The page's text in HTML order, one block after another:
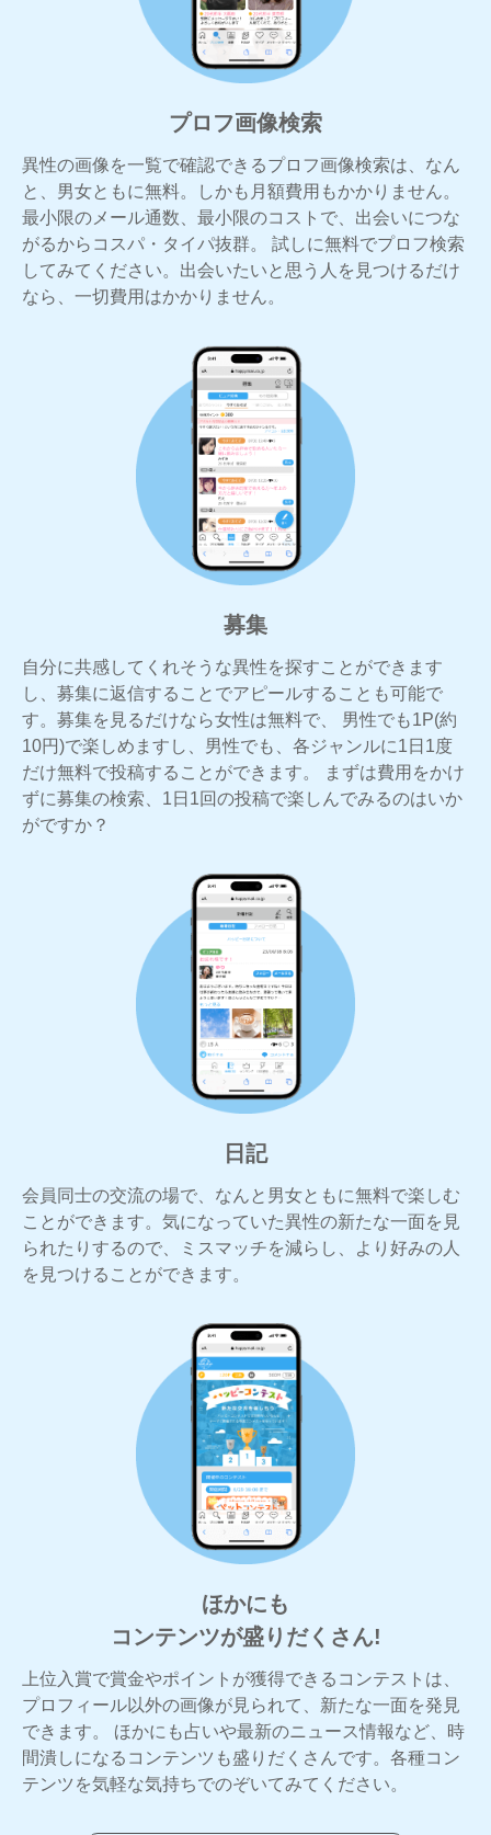
プロフ画像検索
異性の画像を一覧で確認できるプロフ画像検索は、なん
と、男女ともに無料。しかも月額費用もかかりません。
最小限のメール通数、最小限のコストで、出会いにつな
がるからコスパ・タイパ抜群。 試しに無料でプロフ検索
してみてください。出会いたいと思う人を見つけるだけ
なら、一切費用はかかりません。
募集
自分に共感してくれそうな異性を探すことができます
し、募集に返信することでアピールすることも可能で
す。募集を見るだけなら女性は無料で、 男性でも1P(約
10円)で楽しめますし、男性でも、各ジャンルに1日1度
だけ無料で投稿することができます。 まずは費用をかけ
ずに募集の検索、1日1回の投稿で楽しんでみるのはいか
がですか？
日記
会員同士の交流の場で、なんと男女ともに無料で楽しむ
ことができます。気になっていた異性の新たな一面を見
られたりするので、ミスマッチを減らし、より好みの人
を見つけることができます。
ほかにも
コンテンツが盛りだくさん!
上位入賞で賞金やポイントが獲得できるコンテストは、
プロフィール以外の画像が見られて、新たな一面を発見
できます。 ほかにも占いや最新のニュース情報など、時
間潰しになるコンテンツも盛りだくさんです。各種コン
テンツを気軽な気持ちでのぞいてみてください。